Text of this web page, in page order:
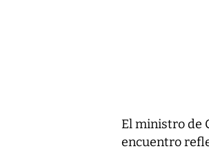
El ministro de
encuentro